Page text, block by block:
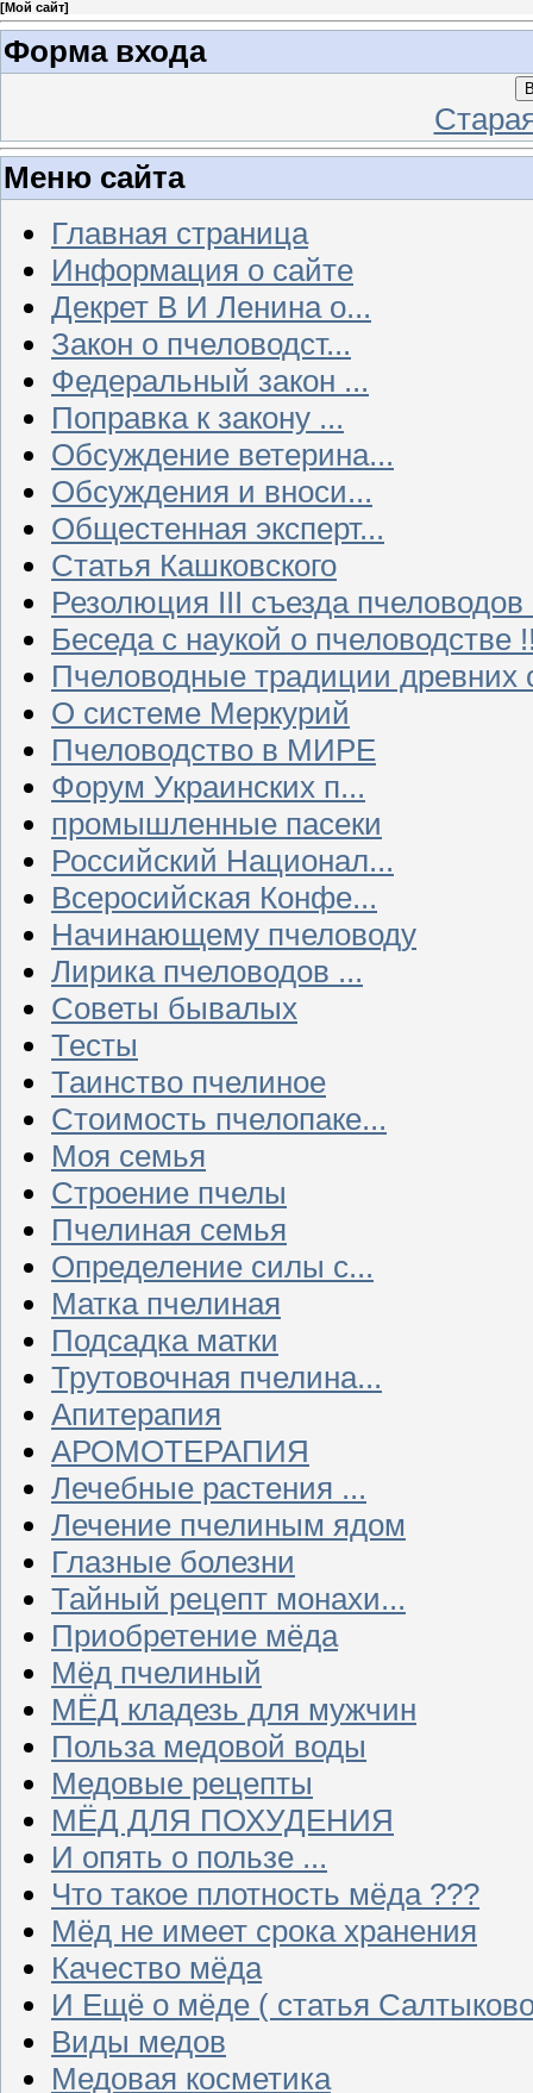
[Мой сайт]
Форма входа
Меню сайта
Главная страница
Информация о сайте
Декрет В И Ленина о...
Закон о пчеловодст...
Федеральный закон ...
Поправка к закону ...
Обсуждение ветерина...
Обсуждения и вноси...
Общестенная эксперт...
Статья Кашковского
Резолюция III съезда
Беседа с наукой о пчеловодстве
Пчеловодные традиции древних
О системе Меркурий
Пчеловодство в МИРЕ
Форум Украинских п...
промышленные пасеки
Российский Национал...
Всеросийская Конфе...
Начинающему пчеловоду
Лирика пчеловодов ...
Советы бывалых
Тесты
Таинство пчелиное
Стоимость пчелопаке...
Моя семья
Строение пчелы
Пчелиная семья
Определение силы с...
Матка пчелиная
Подсадка матки
Трутовочная пчелина...
Апитерапия
АРОМОТЕРАПИЯ
Лечебные растения ...
Лечение пчелиным ядом
Глазные болезни
Тайный рецепт монахи...
Приобретение мёда
Мёд пчелиный
МЁД кладезь для мужчин
Польза медовой воды
Медовые рецепты
МЁД ДЛЯ ПОХУДЕНИЯ
И опять о пользе ...
Что такое плотность мёда ???
Мёд не имеет срока хранения
Качество мёда
И Ещё о мёде ( статья
Виды медов
Медовая косметика